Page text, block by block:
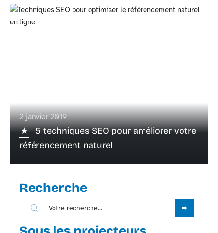
2 janvier 2019
5 techniques SEO pour améliorer votre
référencement naturel
Recherche